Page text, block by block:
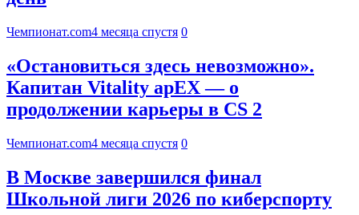
Чемпионат.com4 месяца спустя 0
«Остановиться здесь невозможно».
Капитан Vitality apEX — о
продолжении карьеры в CS 2
Чемпионат.com4 месяца спустя 0
В Москве завершился финал
Школьной лиги 2026 по киберспорту